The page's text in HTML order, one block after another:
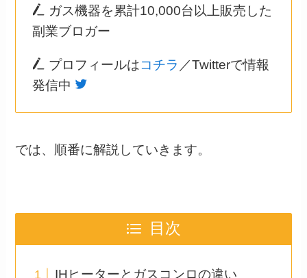
ガス機器を累計10,000台以上販売した
副業ブロガー
プロフィールはコチラ ／Twitterで情報
発信中
では、順番に解説していきます。
目次
IHヒーターとガスコンロの違い